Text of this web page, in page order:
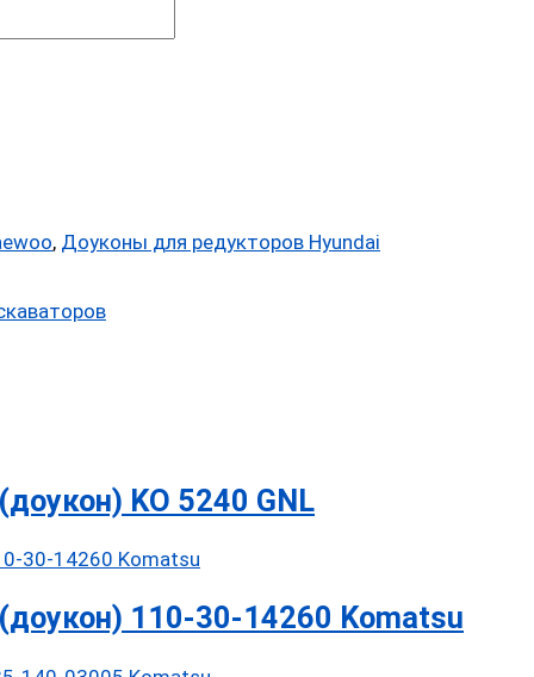
, Доуконы для редукторов Hyundai
KO 5240 GNL
110-30-14260 Komatsu